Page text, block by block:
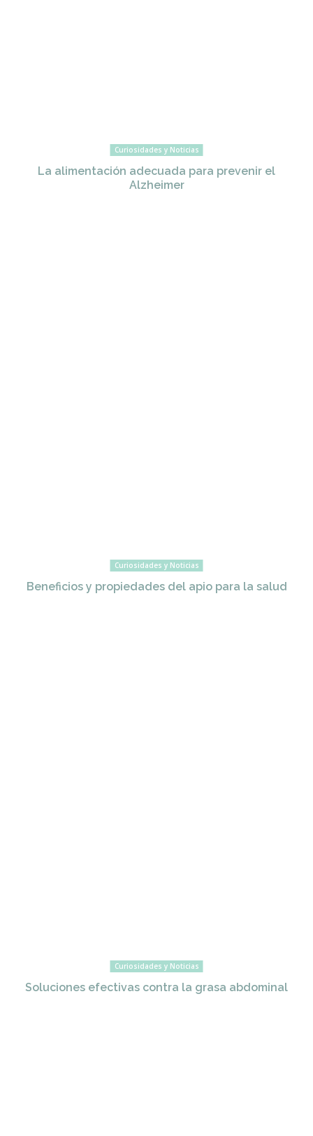
Curiosidades y Noticias
La alimentación adecuada para prevenir el
Alzheimer
Curiosidades y Noticias
Beneficios y propiedades del apio para la salud
Curiosidades y Noticias
Soluciones efectivas contra la grasa abdominal